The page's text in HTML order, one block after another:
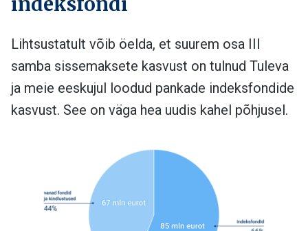
Lihtsustatult võib öelda, et suurem osa III
samba sissemaksete kasvust on tulnud Tuleva
ja meie eeskujul loodud pankade indeksfondide
kasvust. See on väga hea uudis kahel põhjusel.​​